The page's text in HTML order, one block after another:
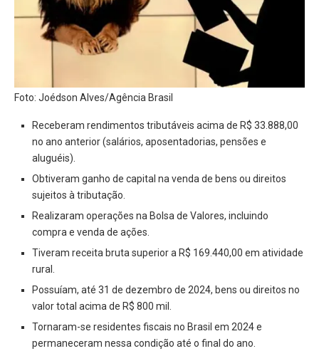
Foto: Joédson Alves/Agência Brasil
Receberam rendimentos tributáveis acima de R$ 33.888,00
no ano anterior (salários, aposentadorias, pensões e
aluguéis).
Obtiveram ganho de capital na venda de bens ou direitos
sujeitos à tributação.
Realizaram operações na Bolsa de Valores, incluindo
compra e venda de ações.
Tiveram receita bruta superior a R$ 169.440,00 em atividade
rural.
Possuíam, até 31 de dezembro de 2024, bens ou direitos no
valor total acima de R$ 800 mil.
Tornaram-se residentes fiscais no Brasil em 2024 e
permaneceram nessa condição até o final do ano.